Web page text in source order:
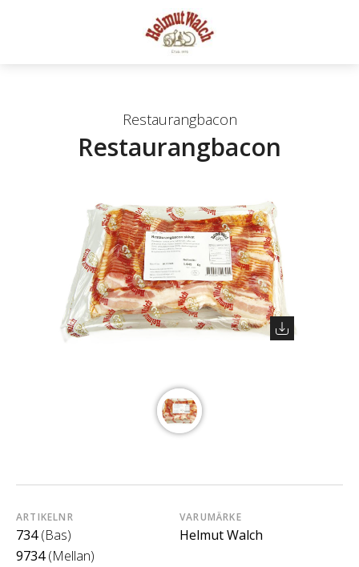
Restaurangbacon
Restaurangbacon
ARTIKELNR
734 (Bas)
9734 (Mellan)
VARUMÄRKE
Helmut Walch